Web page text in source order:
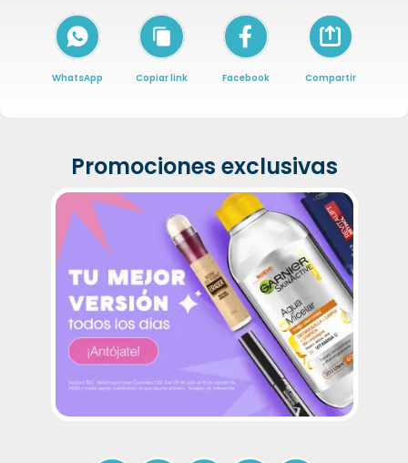
WhatsApp Copiar link Facebook
Icon of arrow-
Compartir
Promociones exclusivas